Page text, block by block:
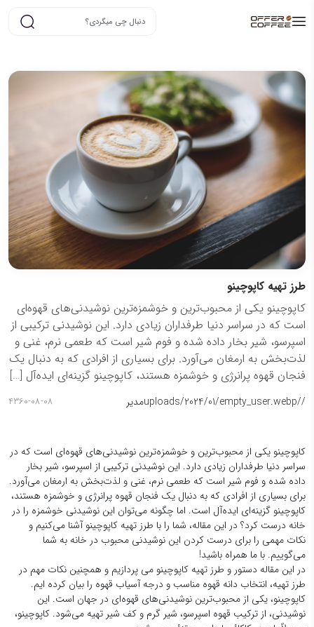
طرز تهیه کاپوچینو
کاپوچینو یکی از محبوب‌ترین و خوشمزه‌ترین نوشیدنی‌های قهوه‌ای
است که در سراسر دنیا طرفداران زیادی دارد. این نوشیدنی ترکیبی از
اسپرسو، شیر بخار داده شده و فوم شیر است که طعمی نرم، غنی و
لذت‌بخش به ارمغان می‌آورد. برای بسیاری از افرادی که به دنبال یک
فنجان قهوه پرانرژی و خوشمزه هستند، کاپوچینو گزینه‌ای ایده‌آل […]
/
/uploads/2024/01/empty_user.webp مدیر 4360-08-08
کاپوچینو یکی از محبوب‌ترین و خوشمزه‌ترین نوشیدنی‌های قهوه‌ای است که در
سراسر دنیا طرفداران زیادی دارد. این نوشیدنی ترکیبی از اسپرسو، شیر بخار
داده شده و فوم شیر است که طعمی نرم، غنی و لذت‌بخش به ارمغان می‌آورد.
برای بسیاری از افرادی که به دنبال یک فنجان قهوه پرانرژی و خوشمزه هستند،
کاپوچینو گزینه‌ای ایده‌آل است. اما چگونه می‌توان این نوشیدنی خوشمزه را در
خانه درست کرد؟ در این مقاله، شما را با طرز تهیه کاپوچینو آشنا می‌کنیم و
نکات مهمی را برای درست کردن این نوشیدنی محبوب در خانه به شما
می‌گوییم. با ما همراه باشید!
در این مقاله دستور و طرز تهیه کاپوچینو می پردازیم و همچنین نکات مهم در
طرز تهیه، انتخاب دانه قهوه مناسب و درجه آسیاب قهوه را بیان کرده ایم.
کاپوچینو، یکی از محبوب‌ترین نوشیدنی‌های قهوه‌ای در جهان است. این
نوشیدنی، از ترکیب قهوه اسپرسو، شیر گرم و کف شیر تهیه می‌شود. کاپوچینو،